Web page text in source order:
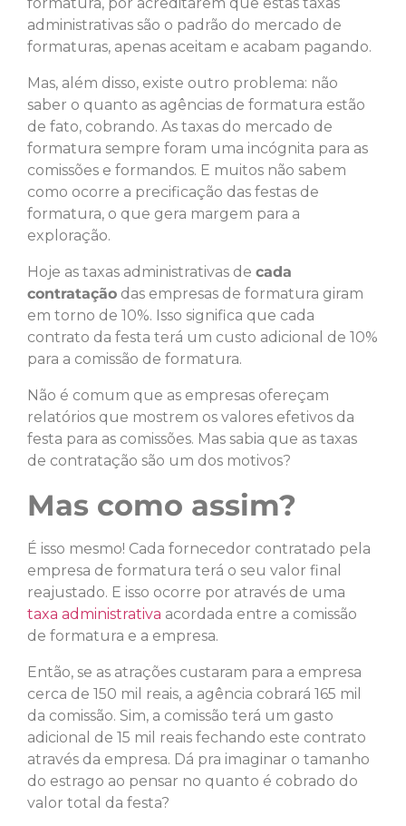
administrativas são o padrão do mercado de
formaturas, apenas aceitam e acabam pagando.
Mas, além disso, existe outro problema: não
saber o quanto as agências de formatura estão
de fato, cobrando. As taxas do mercado de
formatura sempre foram uma incógnita para as
comissões e formandos. E muitos não sabem
como ocorre a precificação das festas de
formatura, o que gera margem para a
exploração.
Hoje as taxas administrativas de cada
contratação das empresas de formatura giram
em torno de 10%. Isso significa que cada
contrato da festa terá um custo adicional de 10%
para a comissão de formatura.
Não é comum que as empresas ofereçam
relatórios que mostrem os valores efetivos da
festa para as comissões. Mas sabia que as taxas
de contratação são um dos motivos?
Mas como assim?
É isso mesmo! Cada fornecedor contratado pela
empresa de formatura terá o seu valor final
reajustado. E isso ocorre por através de uma
taxa administrativa acordada entre a comissão
de formatura e a empresa.
Então, se as atrações custaram para a empresa
cerca de 150 mil reais, a agência cobrará 165 mil
da comissão. Sim, a comissão terá um gasto
adicional de 15 mil reais fechando este contrato
através da empresa. Dá pra imaginar o tamanho
do estrago ao pensar no quanto é cobrado do
valor total da festa?